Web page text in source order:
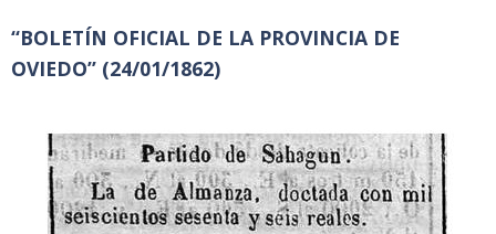
“BOLETÍN OFICIAL DE LA PROVINCIA DE
OVIEDO” (24/01/1862)